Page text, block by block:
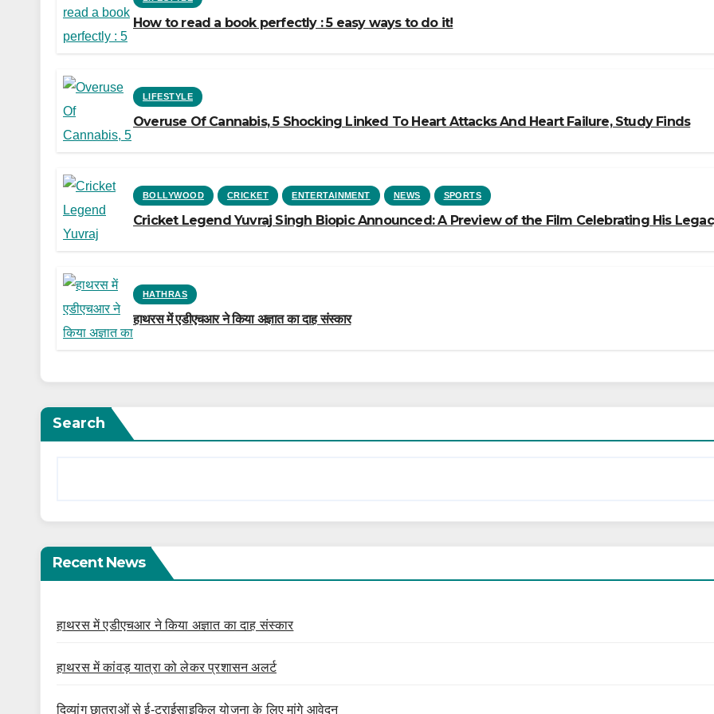
How to read a book perfectly : 5 easy ways to do it!
LIFESTYLE
Overuse Of Cannabis, 5 Shocking Linked To Heart Attacks And Heart Failure, Study Finds
BOLLYWOOD CRICKET ENTERTAINMENT NEWS SPORTS
Cricket Legend Yuvraj Singh Biopic Announced: A Preview of the Film Celebrating His
HATHRAS
हाथरस में एडीएचआर ने किया अज्ञात का दाह संस्कार
Search
Recent News
हाथरस में एडीएचआर ने किया अज्ञात का दाह संस्कार
हाथरस में कांवड़ यात्रा को लेकर प्रशासन अलर्ट
दिव्यांग छात्राओं से ई-ट्राईसाइकिल योजना के लिए मांगे आवेदन